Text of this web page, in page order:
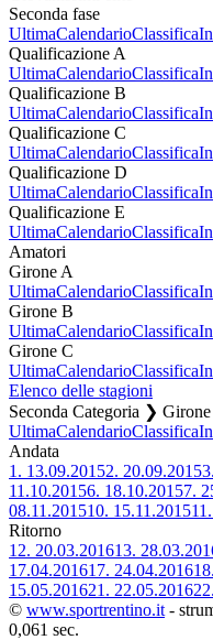
Seconda fase
UltimaCalendarioClassifica
Qualificazione A
UltimaCalendarioClassifica
Qualificazione B
UltimaCalendarioClassifica
Qualificazione C
UltimaCalendarioClassifica
Qualificazione D
UltimaCalendarioClassifica
Qualificazione E
UltimaCalendarioClassifica
Amatori
Girone A
UltimaCalendarioClassifica
Girone B
UltimaCalendarioClassifica
Girone C
UltimaCalendarioClassifica
Elenco delle stagioni
Seconda Categoria ❯
UltimaCalendarioClassifica
Andata
1. 13.09.20152. 20.09.20153.
11.10.20156. 18.10.20157.
08.11.201510. 15.11.201511.
Ritorno
12. 20.03.201613.
17.04.201617. 24.04.201618.
15.05.201621. 22.05.201622.
© www.sportrentino.it -
0,061 sec.